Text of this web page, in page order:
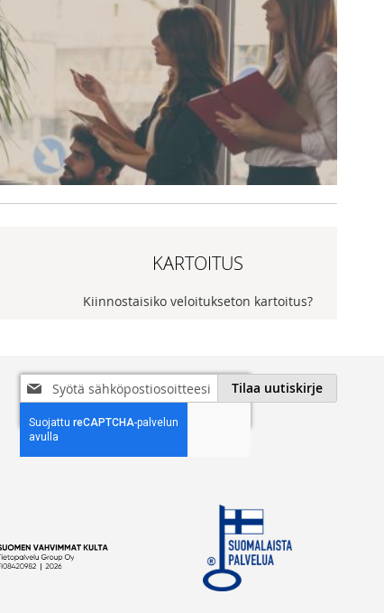
KARTOITUS
Kiinnostaisiko veloitukseton kartoitus?
Tilaa
uutiskirjeemme:
Tilaa uutiskirje